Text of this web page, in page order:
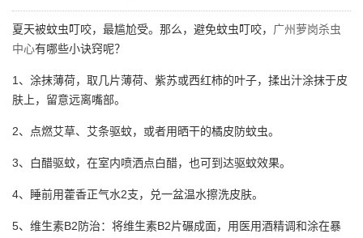
夏天被蚊虫叮咬，最尴尬受。那么，避免蚊虫叮咬， 广州萝岗杀虫
中心有哪些小诀窍呢？
1、涂抹薄荷，取几片薄荷、紫苏或西红柿的叶子，揉出汁涂抹于皮
肤上，留意远离嘴部。
2、点燃艾草、艾条驱蚊，或者用晒干的橘皮防蚊虫。
3、白醋驱蚊，在室内喷洒点白醋，也可到达驱蚊效果。
4、睡前用藿香正气水2支，兑一盆温水擦洗皮肤。
5、维生素B2防治：将维生素B2片碾成面，用医用酒精调和涂在暴